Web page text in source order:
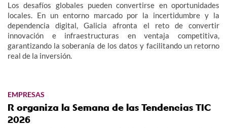
Los desafíos globales pueden convertirse en oportunidades
locales. En un entorno marcado por la incertidumbre y la
dependencia digital, Galicia afronta el reto de convertir
innovación e infraestructuras en ventaja competitiva,
garantizando la soberanía de los datos y facilitando un retorno
real de la inversión.
EMPRESAS
R organiza la Semana de las Tendencias TIC
2026